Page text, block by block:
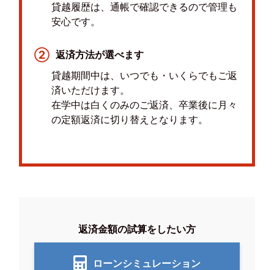
貸越履歴は、通帳で確認できるので管理も
安心です。
② 返済方法が選べます
貸越期間中は、いつでも・いくらでもご返
済いただけます。
在学中は白くのみのご返済、卒業後に月々
の定額返済に切り替えとなります。
返済金額の試算をしたい方
ローンシミュレーション